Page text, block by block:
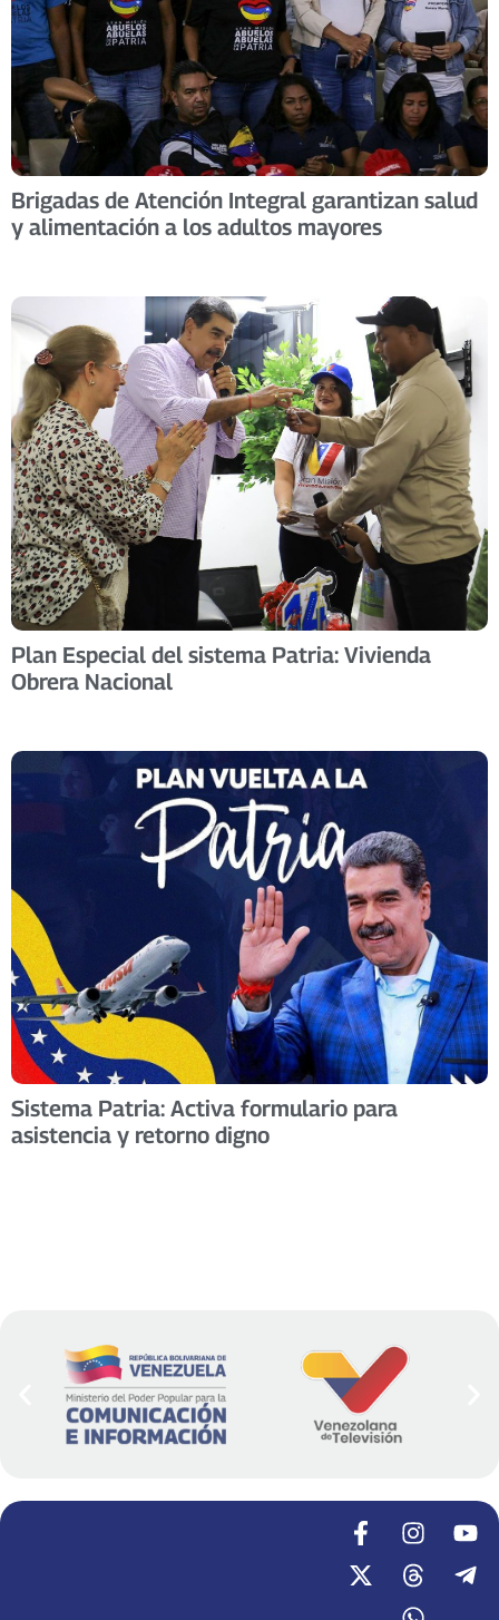
Brigadas de Atención Integral garantizan salud
y alimentación a los adultos mayores
Plan Especial del sistema Patria: Vivienda
Obrera Nacional
Sistema Patria: Activa formulario para
asistencia y retorno digno